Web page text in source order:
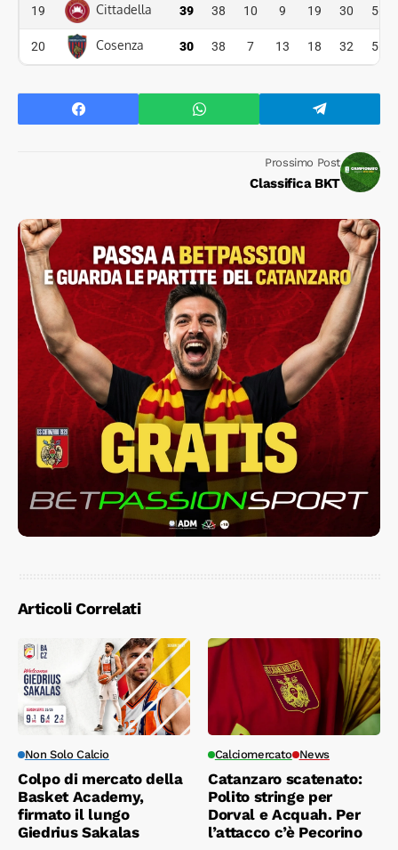
19 Cittadella 39 38 10 9 19 30 56
20 Cosenza 30 38 7 13 18 32 56
Prossimo Post
Classifica BKT
Articoli Correlati
Non Solo Calcio
Colpo di mercato della
Basket Academy,
firmato il lungo
Giedrius Sakalas
Calciomercato News
Catanzaro scatenato:
Polito stringe per
Dorval e Acquah. Per
l’attacco c’è Pecorino